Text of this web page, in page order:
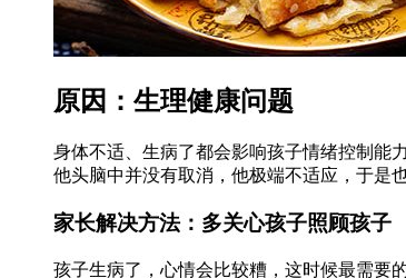
原因：生理健康问题
身体不适、生病了都会影响孩子情绪控制能
他头脑中并没有取消，他极端不适应，于是
家长解决方法：多关心孩子照顾孩子
孩子生病了，心情会比较糟，这时候最需要